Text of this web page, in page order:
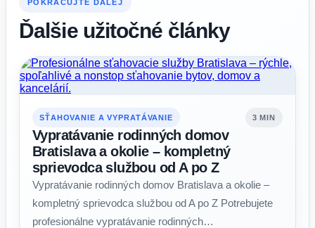
POKRAČUJTE ĎALEJ
Ďalšie užitočné články
SŤAHOVANIE A VYPRATÁVANIE 3 MIN
Vypratávanie rodinných domov
Bratislava a okolie – kompletný
sprievodca službou od A po Z
Vypratávanie rodinných domov Bratislava a okolie –
kompletný sprievodca službou od A po Z Potrebujete
profesionálne vypratávanie rodinných…